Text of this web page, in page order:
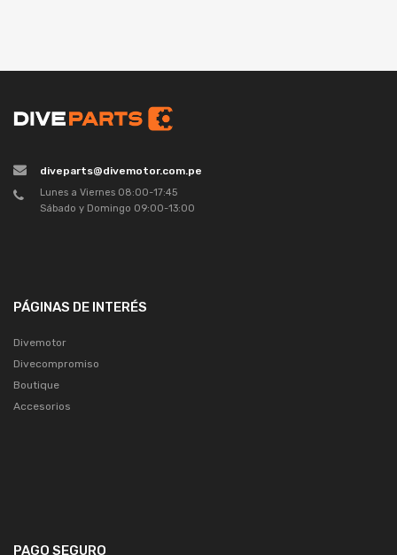
diveparts@divemotor.com.pe
Lunes a Viernes 08:00-17:45
Sábado y Domingo 09:00-13:00
PÁGINAS DE INTERÉS
Divemotor
Divecompromiso
Boutique
Accesorios
PAGO SEGURO